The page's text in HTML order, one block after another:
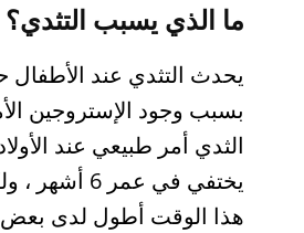
ما الذي يسبب التثدي؟
يحدث التثدي عند الأطفال
بسبب وجود الإستروجين
الثدي أمر طبيعي عند
يختفي في عمر
هذا الوقت أطول لدى بعض